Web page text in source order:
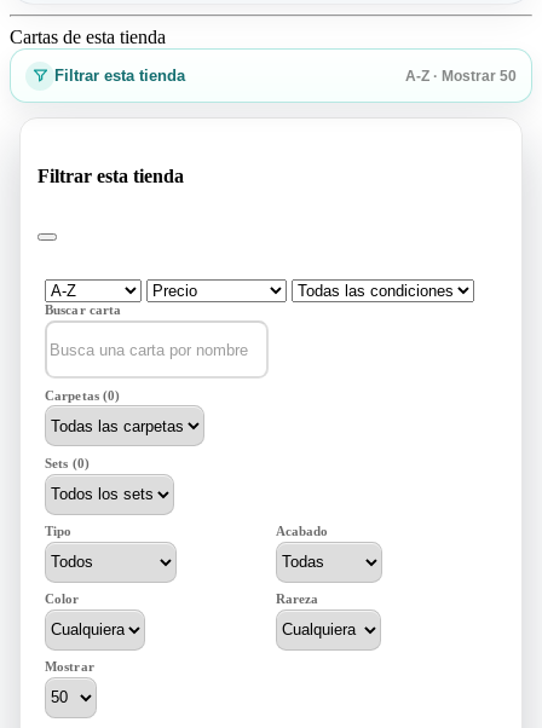
Cartas de esta tienda
Filtrar esta tienda A-Z · Mostrar 50
Filtrar esta tienda
Buscar carta
Carpetas (0)
Sets (0)
Tipo Acabado
Color Rareza
Mostrar